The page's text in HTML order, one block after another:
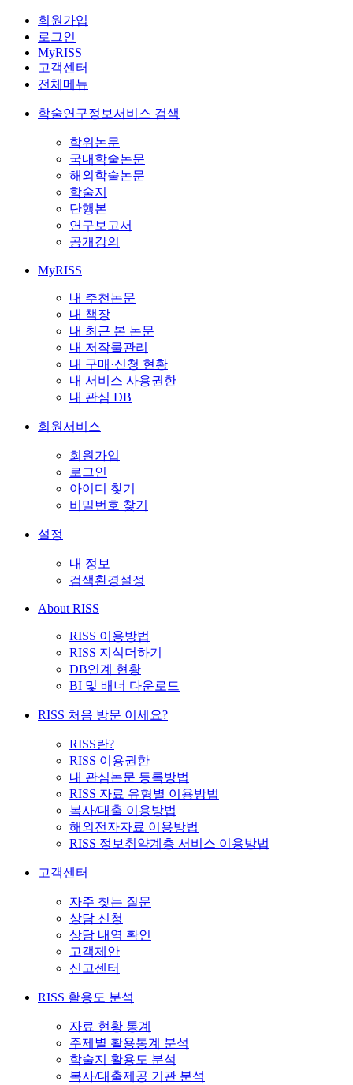
회원가입
로그인
MyRISS
고객센터
전체메뉴
학술연구정보서비스 검색
학위논문
국내학술논문
해외학술논문
학술지
단행본
연구보고서
공개강의
MyRISS
내 추천논문
내 책장
내 최근 본 논문
내 저작물관리
내 구매·신청 현황
내 서비스 사용권한
내 관심 DB
회원서비스
회원가입
로그인
아이디 찾기
비밀번호 찾기
설정
내 정보
검색환경설정
About RISS
RISS 이용방법
RISS 지식더하기
DB연계 현황
BI 및 배너 다운로드
RISS 처음 방문 이세요?
RISS란?
RISS 이용권한
내 관심논문 등록방법
RISS 자료 유형별 이용방법
복사/대출 이용방법
해외전자자료 이용방법
RISS 정보취약계층 서비스 이용방법
고객센터
자주 찾는 질문
상담 신청
상담 내역 확인
고객제안
신고센터
RISS 활용도 분석
자료 현황 통계
주제별 활용통계 분석
학술지 활용도 분석
복사/대출제공 기관 분석